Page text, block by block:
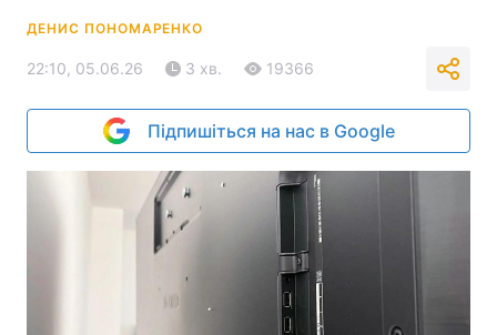
ДЕНИС ПОНОМАРЕНКО
22:10, 05.06.26 3 хв. 19366
Підпишіться на нас в Google